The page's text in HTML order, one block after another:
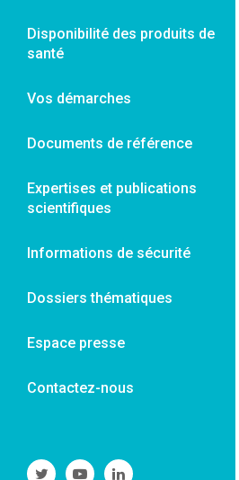
Disponibilité des produits de
santé
Vos démarches
Documents de référence
Expertises et publications
scientifiques
Informations de sécurité
Dossiers thématiques
Espace presse
Contactez-nous
SuivreSuivreSuivre